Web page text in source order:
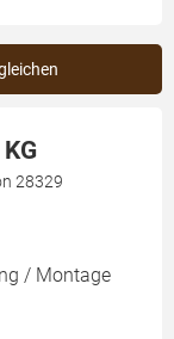
28329
/ Montage